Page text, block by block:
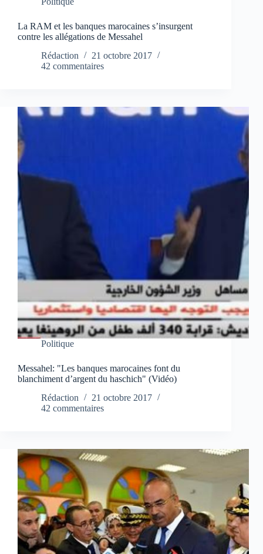
La RAM et les banques marocaines s’insurgent
contre les allégations de Messahel
Rédaction
21 octobre 2017
42 commentaires
Politique
Messahel: "Les banques marocaines font du
blanchiment d’argent du haschich" (Vidéo)
Rédaction
21 octobre 2017
42 commentaires